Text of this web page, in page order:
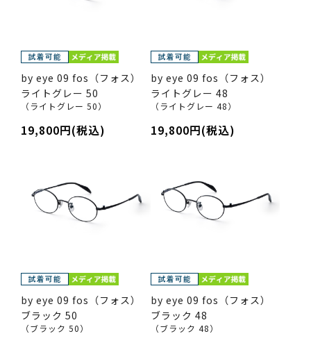
by eye 09 fos（フォス）
ライトグレー 50
（ライトグレー 50）
19,800円(税込)
by eye 09 fos（フォス）
ライトグレー 48
（ライトグレー 48）
19,800円(税込)
by eye 09 fos（フォス）
ブラック 50
（ブラック 50）
by eye 09 fos（フォス）
ブラック 48
（ブラック 48）